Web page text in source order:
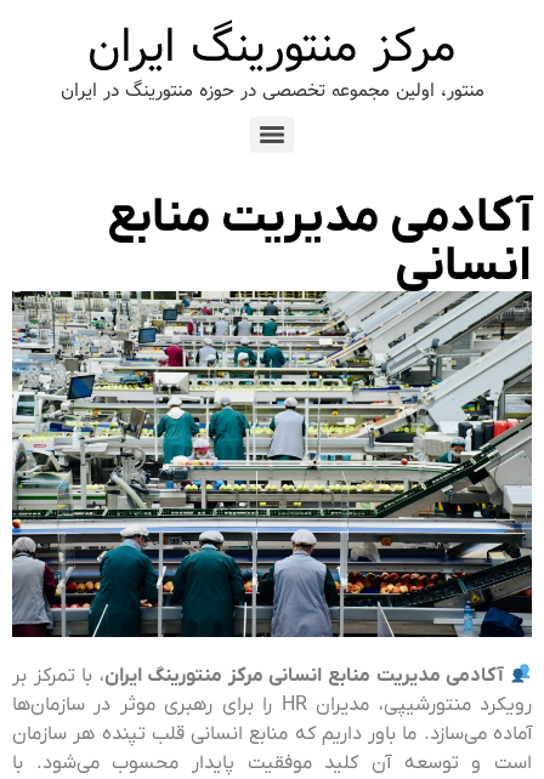
مرکز منتورینگ ایران
منتور، اولین مجموعه تخصصی در حوزه منتورینگ در ایران
آکادمی مدیریت منابع
انسانی
آکادمی مدیریت منابع انسانی مرکز منتورینگ ایران، با تمرکز بر
رویکرد منتورشیپی، مدیران HR را برای رهبری موثر در سازمان‌ها
آماده می‌سازد. ما باور داریم که منابع انسانی قلب تپنده هر سازمان
است و توسعه آن کلید موفقیت پایدار محسوب می‌شود. با